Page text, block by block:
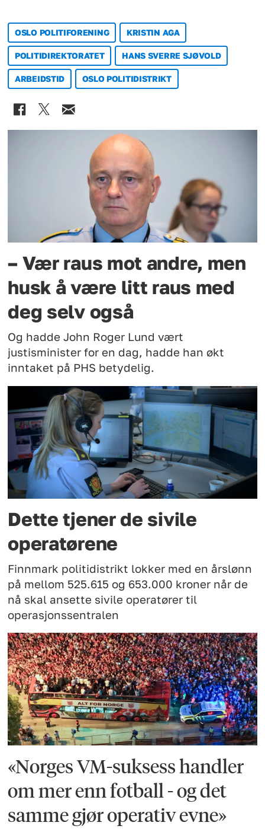
OSLO POLITIFORENING KRISTIN AGA
POLITIDIREKTORATET HANS SVERRE SJØVOLD
ARBEIDSTID OSLO POLITIDISTRIKT
– Vær raus mot andre, men
husk å være litt raus med
deg selv også
Og hadde John Roger Lund vært
justisminister for en dag, hadde han økt
inntaket på PHS betydelig.
Dette tjener de sivile
operatørene
Finnmark politidistrikt lokker med en årslønn
på mellom 525.615 og 653.000 kroner når de
nå skal ansette sivile operatører til
operasjonssentralen
«Norges VM-suksess handler
om mer enn fotball - og det
samme gjør operativ evne»